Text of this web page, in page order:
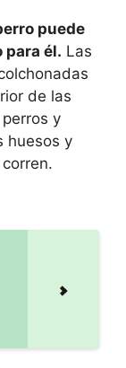
puede
para él. Las
de las
y
huesos y